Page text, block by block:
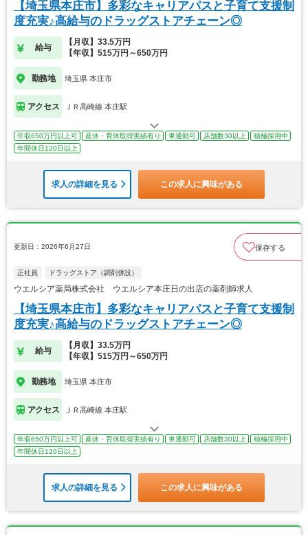
【埼玉県本庄市】多彩なキャリアパスと子育て支援制
度充実♪高給与のドラッグストアチェーン◎
給与
【月収】33.5万円
【年収】515万円～650万円
勤務地 埼玉県 本庄市
アクセス ＪＲ高崎線 本庄駅
年収650万円以上可 産休・育休取得実績有り 車通勤可 店舗数30以上
積極採用中
年間休日120日以上
求人の詳細を見る この求人に興味がある
更新日：2026年6月27日 保存する
正社員 ドラッグストア（調剤併設）
ウエルシア薬局株式会社 ウエルシア本庄日の出店の薬剤師求人
【埼玉県本庄市】多彩なキャリアパスと子育て支援制
度充実♪高給与のドラッグストアチェーン◎
給与
【月収】33.5万円
【年収】515万円～650万円
勤務地 埼玉県 本庄市
アクセス ＪＲ高崎線 本庄駅
年収650万円以上可 産休・育休取得実績有り 車通勤可 店舗数30以上
積極採用中
年間休日120日以上
求人の詳細を見る この求人に興味がある